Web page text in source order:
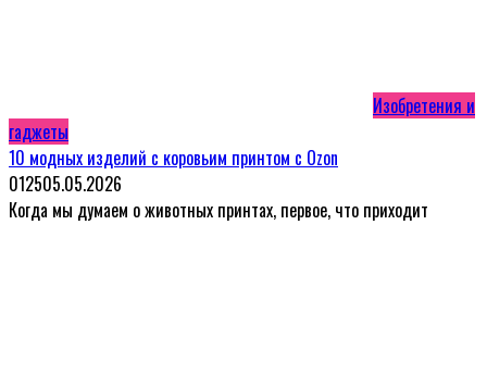
Изобретения и
гаджеты
10 модных изделий с коровьим принтом с Ozon
012505.05.2026
Когда мы думаем о животных принтах, первое, что приходит